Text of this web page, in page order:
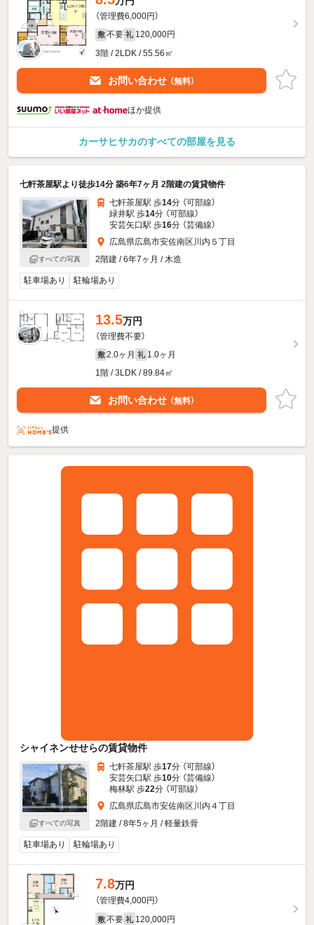
（管理費6,000円）
敷 不要 礼 120,000円
3階 / 2LDK / 55.56㎡
お問い合わせ （無料）
ほか提供
カーサヒサカのすべての部屋を見る
七軒茶屋駅より徒歩14分 築6年7ヶ月 2階建の賃貸物件
すべての写真
七軒茶屋駅 歩14分 （可部線）
緑井駅 歩14分 （可部線）
安芸矢口駅 歩16分 （芸備線）
広島県広島市安佐南区川内５丁目
2階建 / 6年7ヶ月 / 木造
駐車場あり 駐輪場あり
13.5万円
（管理費不要）
敷 2.0ヶ月 礼 1.0ヶ月
1階 / 3LDK / 89.84㎡
お問い合わせ （無料）
提供
シャイネンせせらの賃貸物件
すべての写真
七軒茶屋駅 歩17分 （可部線）
安芸矢口駅 歩10分 （芸備線）
梅林駅 歩22分 （可部線）
広島県広島市安佐南区川内４丁目
2階建 / 8年5ヶ月 / 軽量鉄骨
駐車場あり 駐輪場あり
7.8万円
（管理費4,000円）
敷 不要 礼 120,000円